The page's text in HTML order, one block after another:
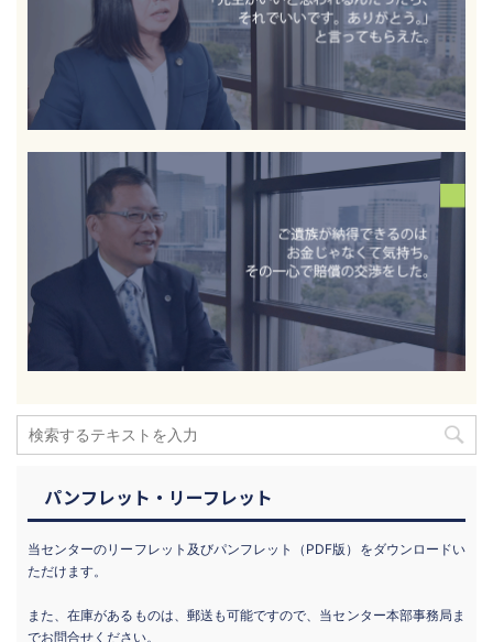
パンフレット・リーフレット
当センターのリーフレット及びパンフレット（PDF版）をダウンロードい
ただけます。
また、在庫があるものは、郵送も可能ですので、当センター本部事務局ま
でお問合せください。